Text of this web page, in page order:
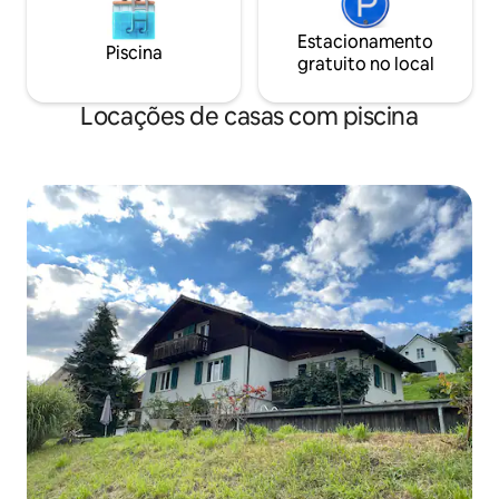
Piscina
Estacionamento
gratuito no local
Locações de casas com piscina